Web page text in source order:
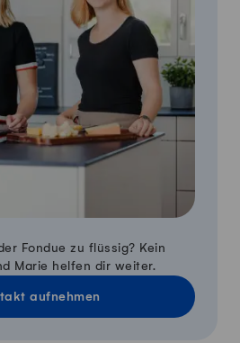
Fondue zu flüssig? Kein
Marie helfen dir weiter.
aufnehmen